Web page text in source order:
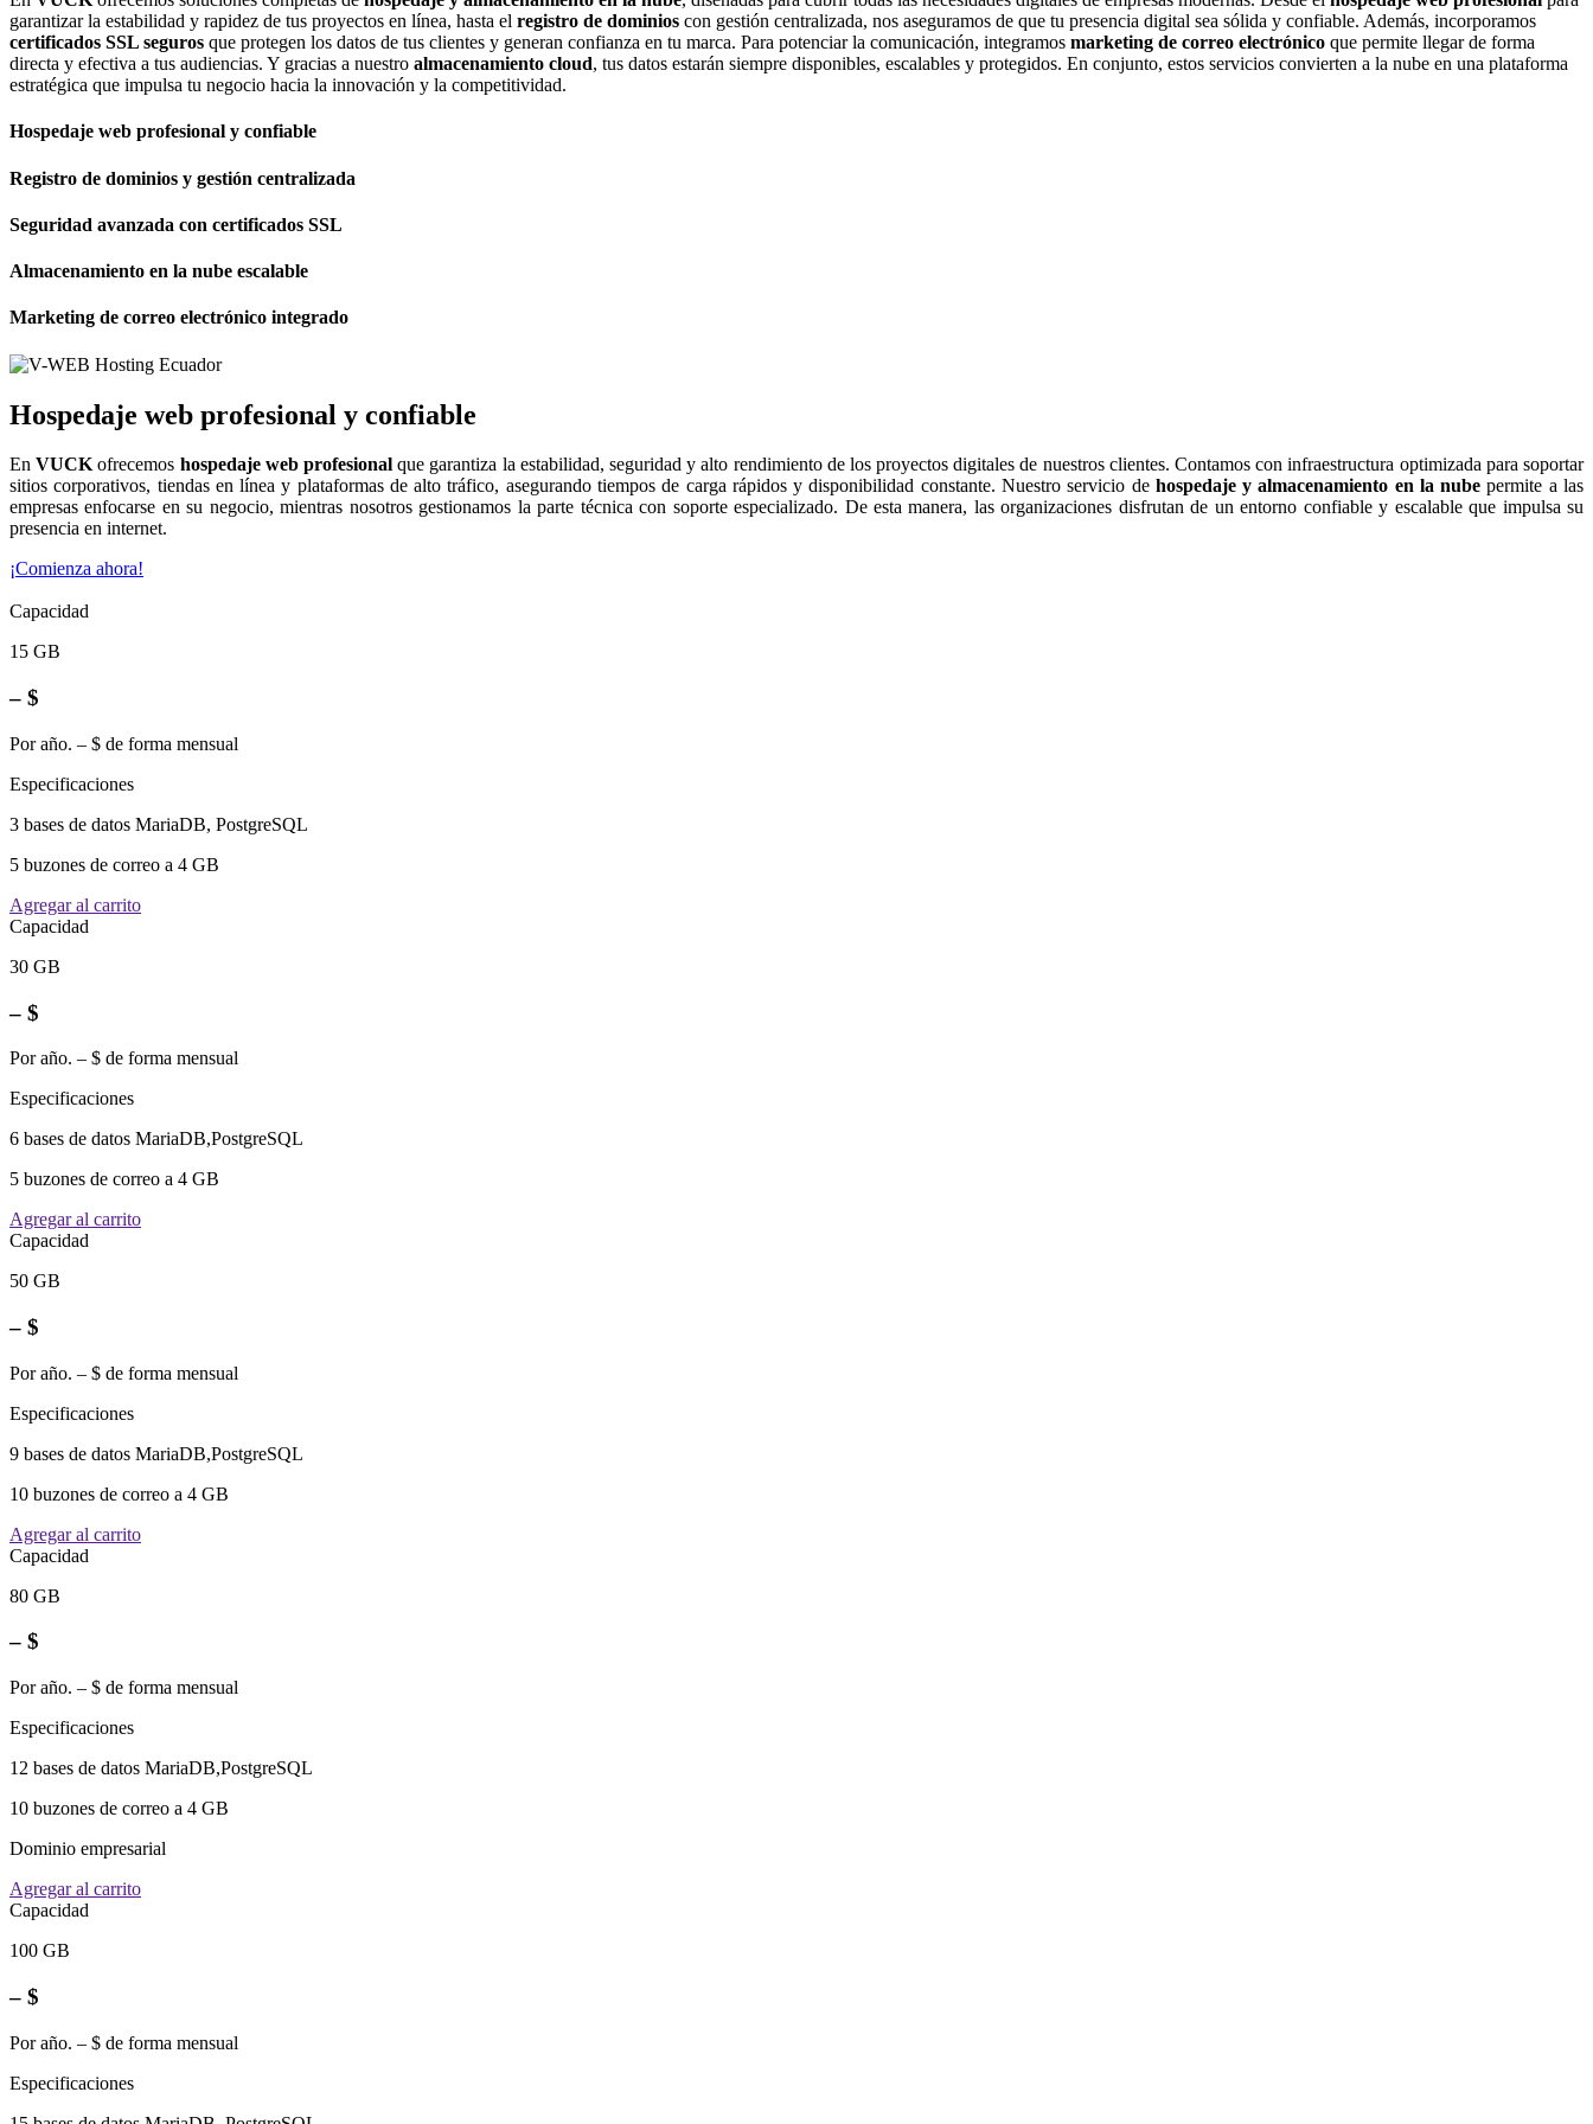
garantizar la estabilidad y rapidez de tus proyectos en línea, hasta el registro de dominios con gestión centralizada, nos aseguramos de que tu presencia digital sea sólida y confiable. Además, incorporamos
certificados SSL seguros que protegen los datos de tus clientes y generan confianza en tu marca. Para potenciar la comunicación, integramos marketing de correo electrónico que permite llegar de forma
directa y efectiva a tus audiencias. Y gracias a nuestro almacenamiento cloud, tus datos estarán siempre disponibles, escalables y protegidos. En conjunto, estos servicios convierten a la nube en una plataforma
estratégica que impulsa tu negocio hacia la innovación y la competitividad.
Hospedaje web profesional y confiable
Registro de dominios y gestión centralizada
Seguridad avanzada con certificados SSL
Almacenamiento en la nube escalable
Marketing de correo electrónico integrado
Hospedaje web profesional y confiable
EnVUCKofrecemos hospedaje web profesionalque garantiza la estabilidad, seguridad y alto rendimiento de los proyectos digitales de nuestros clientes. Contamos con infraestructura optimizada para soportar
sitios corporativos, tiendas en línea y plataformas de alto tráfico, asegurando tiempos de carga rápidos y disponibilidad constante. Nuestro servicio de hospedaje y almacenamiento en la nube permite a las
empresas enfocarse en su negocio, mientras nosotros gestionamos la parte técnica con soporte especializado. De esta manera, las organizaciones disfrutan de un entorno confiable y escalable que impulsa su
presencia en internet.
¡Comienza ahora!
Capacidad
15 GB
– $
Por año. – $ de forma mensual
Especificaciones
3 bases de datos MariaDB, PostgreSQL
5 buzones de correo a 4 GB
Agregar al carrito
Capacidad
30 GB
– $
Por año. – $ de forma mensual
Especificaciones
6 bases de datos MariaDB,PostgreSQL
5 buzones de correo a 4 GB
Agregar al carrito
Capacidad
50 GB
– $
Por año. – $ de forma mensual
Especificaciones
9 bases de datos MariaDB,PostgreSQL
10 buzones de correo a 4 GB
Agregar al carrito
Capacidad
80 GB
– $
Por año. – $ de forma mensual
Especificaciones
12 bases de datos MariaDB,PostgreSQL
10 buzones de correo a 4 GB
Dominio empresarial
Agregar al carrito
Capacidad
100 GB
– $
Por año. – $ de forma mensual
Especificaciones